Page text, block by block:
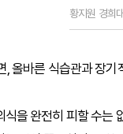
황지원 경희
올바른 식습관과 장기
을 완전히 피할 수는